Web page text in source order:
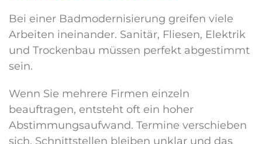
Bei einer Badmodernisierung greifen viele
Arbeiten ineinander. Sanitär, Fliesen, Elektrik
und Trockenbau müssen perfekt abgestimmt
sein.
Wenn Sie mehrere Firmen einzeln
beauftragen, entsteht oft ein hoher
Abstimmungsaufwand. Termine verschieben
sich, Schnittstellen bleiben unklar und das